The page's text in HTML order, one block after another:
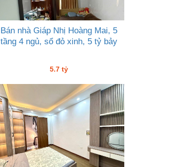
Bán nhà Giáp Nhị Hoàng Mai, 5
tầng 4 ngủ, sổ đỏ xinh, 5 tỷ bảy
5.7 tỷ